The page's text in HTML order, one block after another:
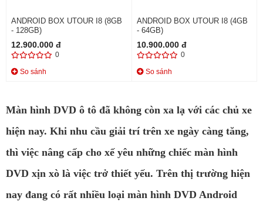
ANDROID BOX UTOUR I8 (8GB
- 128GB)
12.900.000 đ
0
So sánh
ANDROID BOX UTOUR I8 (4GB
- 64GB)
10.900.000 đ
0
So sánh
Màn hình DVD ô tô đã không còn xa lạ với các chủ xe
hiện nay. Khi nhu cầu giải trí trên xe ngày càng tăng,
thì việc nâng cấp cho xế yêu những chiếc màn hình
DVD xịn xò là việc trở thiết yếu. Trên thị trường hiện
nay đang có rất nhiều loại màn hình DVD Android